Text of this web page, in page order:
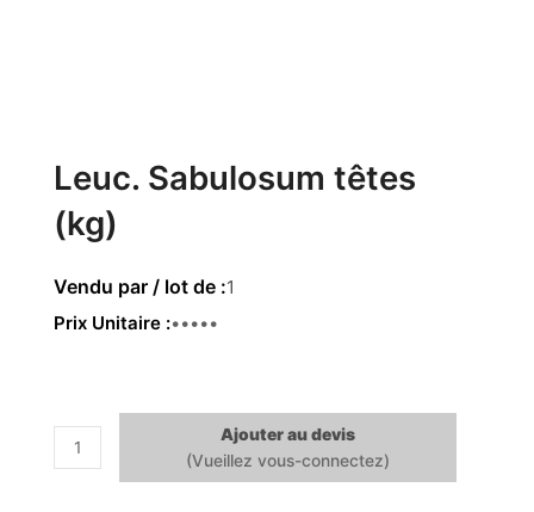
Leuc. Sabulosum têtes
(kg)
1
Prix Unitaire 9.91€
quantité
de
Ajouter au devis